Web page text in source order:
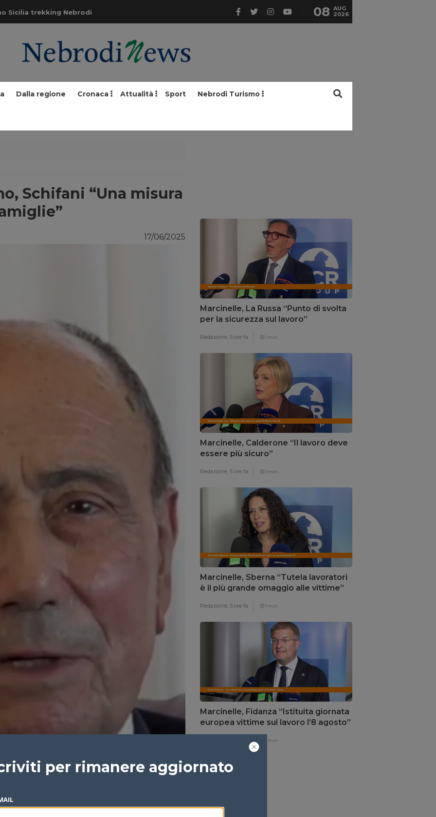
Sicilia trekking Nebrodi 08 AUG
2026
Dalla regione Cronaca Attualità Sport Nebrodi Turismo
Schifani “Una misura
17/06/2025
Marcinelle, La Russa “Punto di svolta
per la sicurezza sul lavoro”
Redazione, 5 ore fa 1 min
Marcinelle, Calderone “Il lavoro deve
essere più sicuro”
Redazione, 5 ore fa 1 min
Marcinelle, Sberna “Tutela lavoratori
è il più grande omaggio alle vittime”
Redazione, 5 ore fa 1 min
Marcinelle, Fidanza “Istituita giornata
europea vittime sul lavoro l’8 agosto”
1 min
per rimanere aggiornato